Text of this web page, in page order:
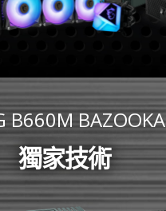
B660M BAZOOKA
獨家技術